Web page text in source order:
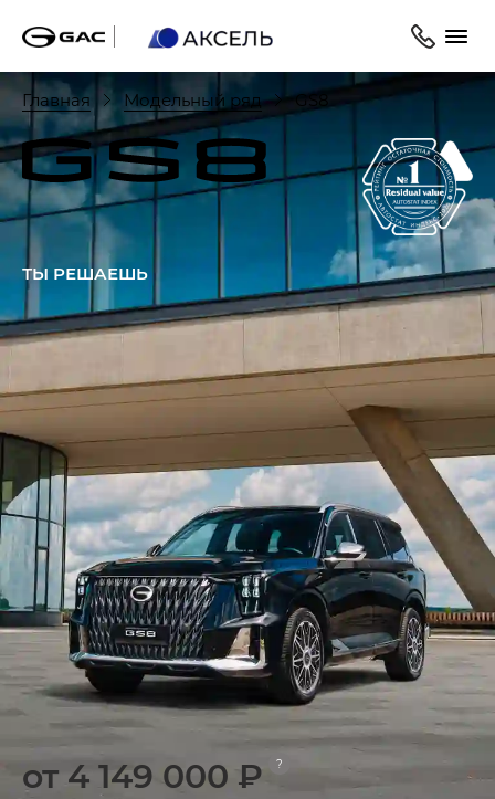
Главная Модельный ряд GS8
ТЫ РЕШАЕШЬ
от 4 149 000 ₽ ?